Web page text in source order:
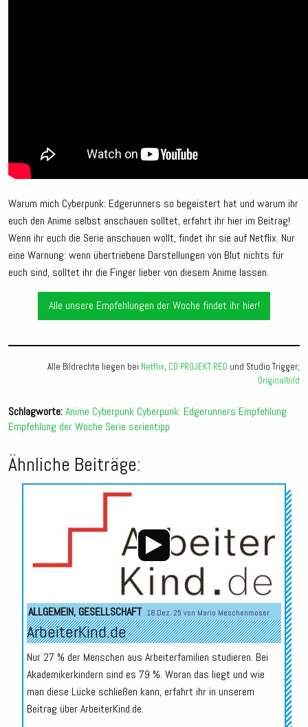
Warum mich Cyberpunk: Edgerunners so begeistert hat und warum ihr
euch den Anime selbst anschauen solltet, erfahrt ihr hier im Beitrag!
Wenn ihr euch die Serie anschauen wollt, findet ihr sie auf Netflix. Nur
eine Warnung: wenn übertriebene Darstellungen von Blut nichts für
euch sind, solltet ihr die Finger lieber von diesem Anime lassen.
Alle unsere Empfehlungen der Woche findet ihr hier!
Alle Bildrechte liegen bei Netflix, CD PROJEKT RED und Studio Trigger;
Originalbild
Schlagworte:Anime Cyberpunk Cyberpunk: Edgerunners Empfehlung
Empfehlung der Woche Serie serientipp
Ähnliche Beiträge:
Audio-
Player
ALLGEMEIN, GESELLSCHAFT 18.Dez. 25 von Mario Meschenmoser
ArbeiterKind.de
Nur 27 % der Menschen aus Arbeiterfamilien studieren. Bei
Akademikerkindern sind es 79 %. Woran das liegt und wie
man diese Lücke schließen kann, erfahrt ihr in unserem
Beitrag über ArbeiterKind.de.